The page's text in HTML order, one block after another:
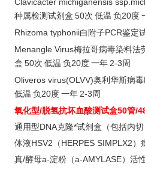
种属检测试剂盒 50次 低温 负20度
Rhizoma typhonii白附子PCR鉴定
Menangle Virus梅拉哥病毒染料法
盒 50次 低温 负20度一年 2-3周
Oliveros virus(OLVV)奥利华斯病
低温 负20度一年 2-3周
氧化型/脱氢抗坏血酸测试盒50管/
通用型DNA克隆*试剂盒（包括内
体液HSV2（HERPES SIMPLX2
真/酵母a-淀粉（a-AMYLASE）活